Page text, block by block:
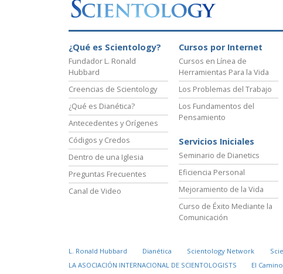
¿Qué es Scientology?
Fundador L. Ronald
Hubbard
Creencias de Scientology
¿Qué es Dianética?
Antecedentes y Orígenes
Códigos y Credos
Dentro de una Iglesia
Preguntas Frecuentes
Canal de Video
Cursos por Internet
Cursos en Línea de
Herramientas Para la Vida
Los Problemas del Trabajo
Los Fundamentos del
Pensamiento
Servicios Iniciales
Seminario de Dianetics
Eficiencia Personal
Mejoramiento de la Vida
Curso de Éxito Mediante la
Comunicación
L. Ronald Hubbard Dianética Scientology Network
LA ASOCIACIÓN INTERNACIONAL DE SCIENTOLOGISTS
El